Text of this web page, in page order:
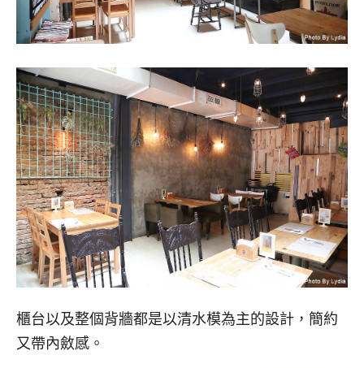
櫃台以及整個背牆都是以清水模為主的設計，簡約
又帶內斂感。